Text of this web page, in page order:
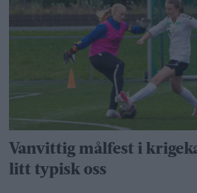
Vanvittig målfest i
litt typisk oss